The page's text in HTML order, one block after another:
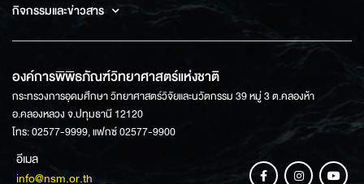
กิจกรรมและข่าวสาร
องค์การพิพิธภัณฑ์วิทยาศาสตร์แห่งชาติ
กระทรวงการอุดมศึกษา วิทยาศาสตร์วิจัยและนวัตกรรม 39 หมู่ 3 ต.คลองห้า
อ.คลองหลวง จ.ปทุมธานี 12120
โทร: 02577-9999, แฟกซ์ 02577-9900
อีเมล
info@nsm.or.th